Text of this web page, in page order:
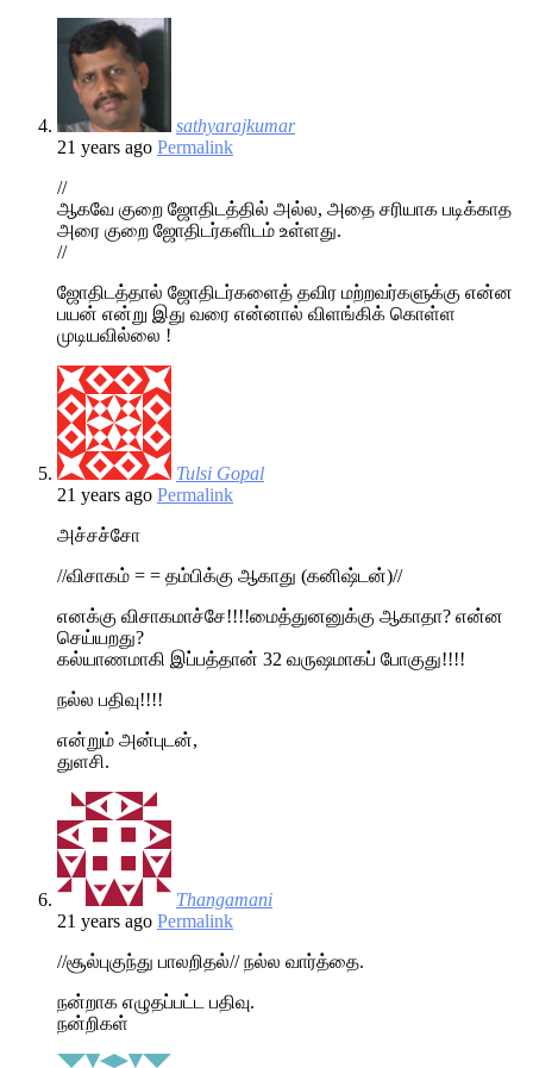
sathyarajkumar
21 years ago Permalink
//
ஆகவே குறை ஜோதிடத்தில் அல்ல, அதை சரியாக படிக்காத
அரை குறை ஜோதிடர்களிடம் உள்ளது.
//
ஜோதிடத்தால் ஜோதிடர்களைத் தவிர மற்றவர்களுக்கு என்ன
பயன் என்று இது வரை என்னால் விளங்கிக் கொள்ள
முடியவில்லை !
Tulsi Gopal
21 years ago Permalink
அச்சச்சோ
//விசாகம் = = தம்பிக்கு ஆகாது (கனிஷ்டன்)//
எனக்கு விசாகமாச்சே!!!!மைத்துனனுக்கு ஆகாதா? என்ன
செய்யறது?
கல்யாணமாகி இப்பத்தான் 32 வருஷமாகப் போகுது!!!!
நல்ல பதிவு!!!!
என்றும் அன்புடன்,
துளசி.
Thangamani
21 years ago Permalink
//சூல்புகுந்து பாலறிதல்// நல்ல வார்த்தை.
நன்றாக எழுதப்பட்ட பதிவு.
நன்றிகள்